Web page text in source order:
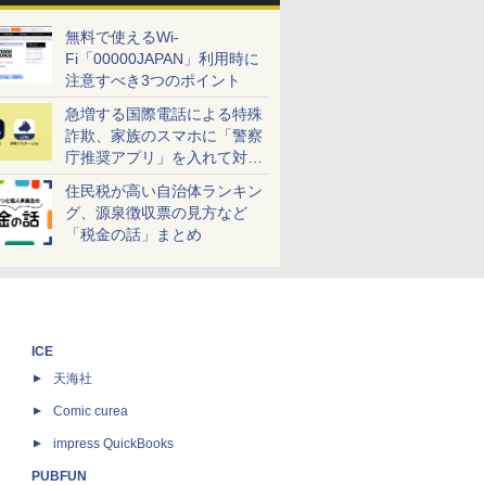
無料で使えるWi-
Fi「00000JAPAN」利用時に
注意すべき3つのポイント
急増する国際電話による特殊
詐欺、家族のスマホに「警察
庁推奨アプリ」を入れて対策
しよう！
住民税が高い自治体ランキン
グ、源泉徴収票の見方など
「税金の話」まとめ
ICE
天海社
Comic curea
impress QuickBooks
PUBFUN